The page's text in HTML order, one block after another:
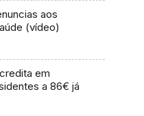
aos
(vídeo)
em
a 86€ já